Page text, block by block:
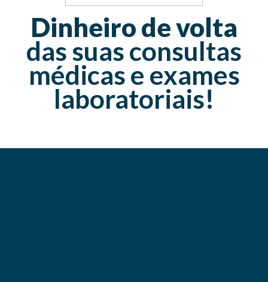
Contrate aqui
Dinheiro de volta
das suas consultas
médicas e exames
laboratoriais!